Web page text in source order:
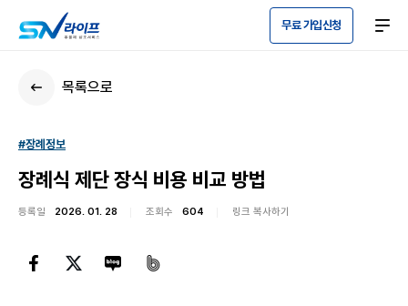
무료 가입신청
목록으로
#장례정보
장례식 제단 장식 비용 비교 방법
등록일 2026. 01. 28 조회수 604 링크 복사하기